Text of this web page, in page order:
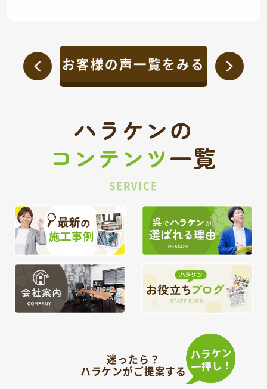
お客様の声一覧をみる
ハラケンの
コンテンツ一覧
SERVICE
迷ったら？
ハラケンがご提案する